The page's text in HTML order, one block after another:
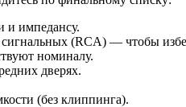
и импедансу.
(RCA) — чтобы
номиналу.
дверях.
(без клиппинга).